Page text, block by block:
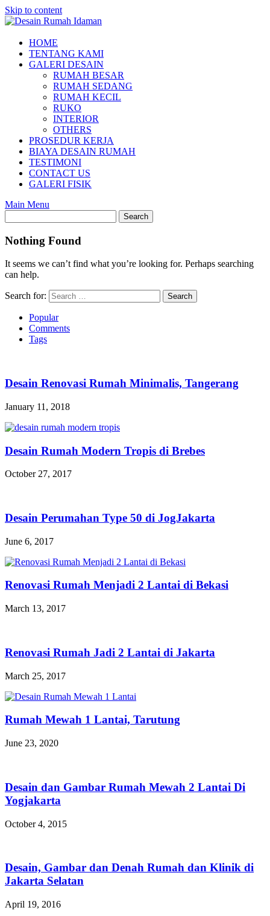
Skip to content
HOME
TENTANG KAMI
GALERI DESAIN
RUMAH BESAR
RUMAH SEDANG
RUMAH KECIL
RUKO
INTERIOR
OTHERS
PROSEDUR KERJA
BIAYA DESAIN RUMAH
TESTIMONI
CONTACT US
GALERI FISIK
Main Menu
Nothing Found
It seems we can’t find what you’re looking for. Perhaps searching
can help.
Search for:
Popular
Comments
Tags
Desain Renovasi Rumah Minimalis, Tangerang
January 11, 2018
Desain Rumah Modern Tropis di Brebes
October 27, 2017
Desain Perumahan Type 50 di JogJakarta
June 6, 2017
Renovasi Rumah Menjadi 2 Lantai di Bekasi
March 13, 2017
Renovasi Rumah Jadi 2 Lantai di Jakarta
March 25, 2017
Rumah Mewah 1 Lantai, Tarutung
June 23, 2020
Desain dan Gambar Rumah Mewah 2 Lantai Di
Yogjakarta
October 4, 2015
Desain, Gambar dan Denah Rumah dan Klinik di
Jakarta Selatan
April 19, 2016